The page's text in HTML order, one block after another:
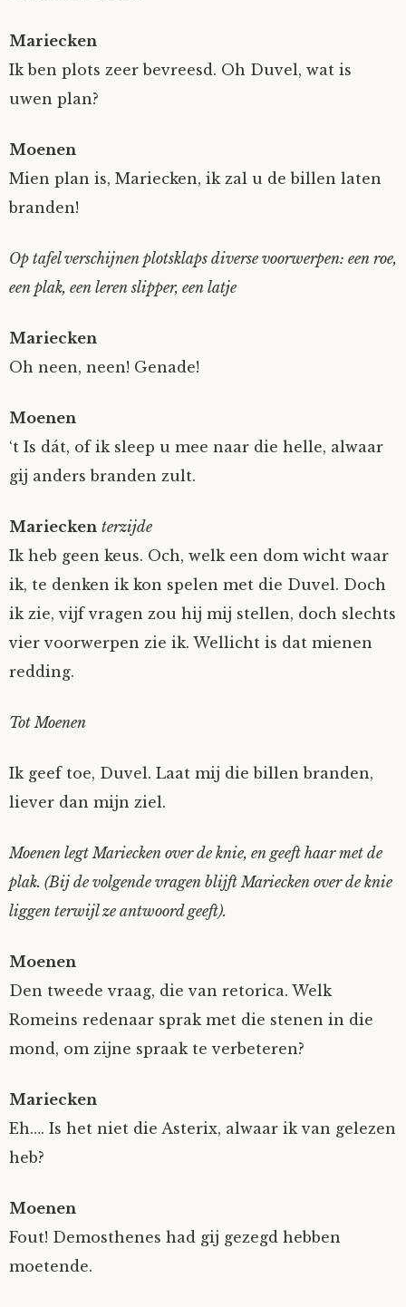
Mariecken
Ik ben plots zeer bevreesd. Oh Duvel, wat is
uwen plan?
Moenen
Mien plan is, Mariecken, ik zal u de billen laten
branden!
Op tafel verschijnen plotsklaps diverse voorwerpen: een roe,
een plak, een leren slipper, een latje
Mariecken
Oh neen, neen! Genade!
Moenen
‘t Is dát, of ik sleep u mee naar die helle, alwaar
gij anders branden zult.
Mariecken terzijde
Ik heb geen keus. Och, welk een dom wicht waar
ik, te denken ik kon spelen met die Duvel. Doch
ik zie, vijf vragen zou hij mij stellen, doch slechts
vier voorwerpen zie ik. Wellicht is dat mienen
redding.
Tot Moenen
Ik geef toe, Duvel. Laat mij die billen branden,
liever dan mijn ziel.
Moenen legt Mariecken over de knie, en geeft haar met de
plak. (Bij de volgende vragen blijft Mariecken over de knie
liggen terwijl ze antwoord geeft).
Moenen
Den tweede vraag, die van retorica. Welk
Romeins redenaar sprak met die stenen in die
mond, om zijne spraak te verbeteren?
Mariecken
Eh…. Is het niet die Asterix, alwaar ik van gelezen
heb?
Moenen
Fout! Demosthenes had gij gezegd hebben
moetende.